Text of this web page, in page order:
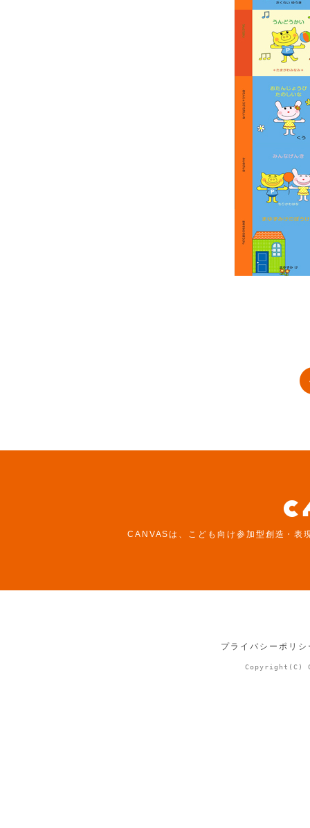
CANVASは、こども向け参加型創造・表
プライバシーポリ
Copyright(C)